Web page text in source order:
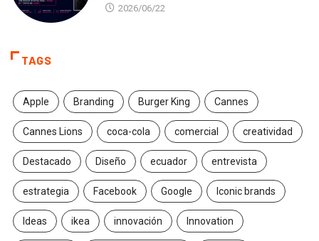
2026/06/22
TAGS
Apple Branding Burger King Cannes
Cannes Lions coca-cola comercial creatividad
Destacado Diseño ecuador entrevista
estrategia Facebook Google Iconic brands
Ideas ikea innovación Innovation